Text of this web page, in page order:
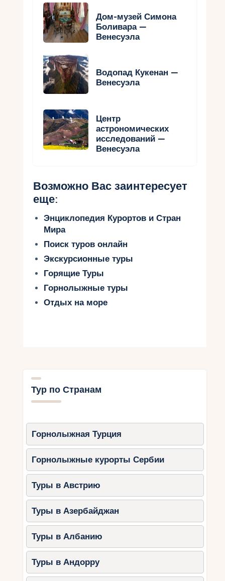
Дом-музей Симона
Боливара —
Венесуэла
Водопад Кукенан —
Венесуэла
Центр
астрономических
исследований —
Венесуэла
Возможно Вас заинтересует
еще:
Энциклопедия Курортов и Стран
Мира
Поиск туров онлайн
Экскурсионные туры
Горящие Туры
Горнолыжные туры
Отдых на море
Тур по Странам
Горнолыжная Турция
Горнолыжные курорты Сербии
Туры в Австрию
Туры в Азербайджан
Туры в Албанию
Туры в Андорру